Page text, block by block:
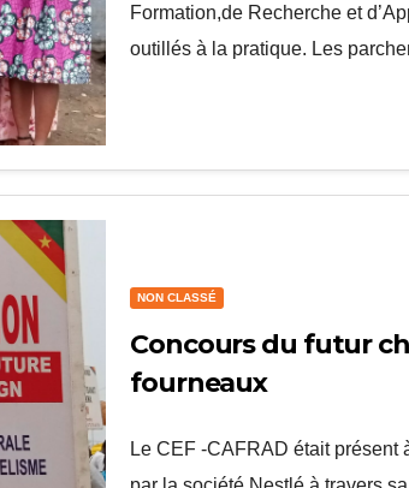
Formation,de Recherche et
outillés à la pratique. Les
NON CLASSÉ
Concours du futur
fourneaux
Le CEF -CAFRAD était présent